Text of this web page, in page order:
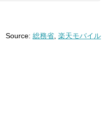
Source: 総務省 楽天モバイル